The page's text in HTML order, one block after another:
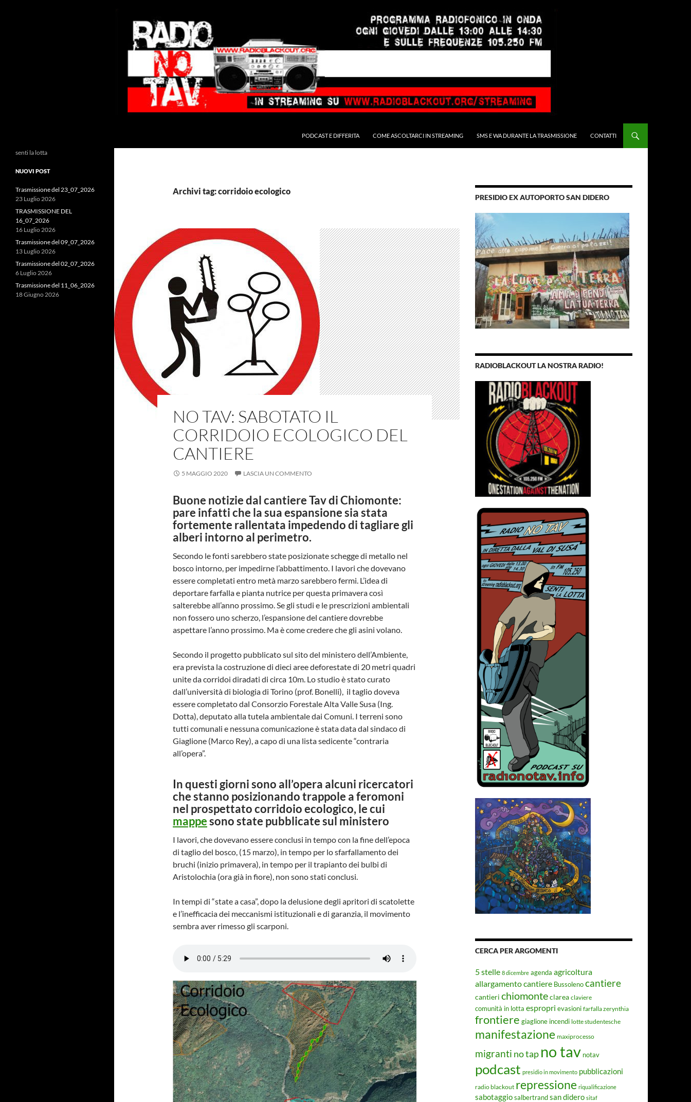
PODCAST E DIFFERITA COME ASCOLTARCI IN STREAMING SMS E WA DURANTE LA TRASMISSIONE CONTATTI
Archivi tag: corridoio ecologico
NO TAV: SABOTATO IL
CORRIDOIO ECOLOGICO DEL
CANTIERE
5 MAGGIO 2020 LASCIA UN COMMENTO
Buone notizie dal cantiere Tav di Chiomonte:
pare infatti che la sua espansione sia stata
fortemente rallentata impedendo di tagliare gli
alberi intorno al perimetro.
Secondo le fonti sarebbero state posizionate schegge di metallo nel
bosco intorno, per impedirne l’abbattimento. I lavori che dovevano
essere completati entro metà marzo sarebbero fermi. L’idea di
deportare farfalla e pianta nutrice per questa primavera così
salterebbe all’anno prossimo. Se gli studi e le prescrizioni ambientali
non fossero uno scherzo, l’espansione del cantiere dovrebbe
aspettare l’anno prossimo. Ma è come credere che gli asini volano.
Secondo il progetto pubblicato sul sito del ministero dell’Ambiente,
era prevista la costruzione di dieci aree deforestate di 20 metri quadri
unite da corridoi diradati di circa 10m. Lo studio è stato curato
dall’università di biologia di Torino (prof. Bonelli), il taglio doveva
essere completato dal Consorzio Forestale Alta Valle Susa (Ing.
Dotta), deputato alla tutela ambientale dai Comuni. I terreni sono
tutti comunali e nessuna comunicazione è stata data dal sindaco di
Giaglione (Marco Rey), a capo di una lista sedicente “contraria
all’opera”.
In questi giorni sono all’opera alcuni ricercatori
che stanno posizionando trappole a feromoni
nel prospettato corridoio ecologico, le cui
mappesono state pubblicate sul ministero
I lavori, che dovevano essere conclusi in tempo con la fine dell’epoca
di taglio del bosco, (15 marzo), in tempo per lo sfarfallamento dei
bruchi (inizio primavera), in tempo per il trapianto dei bulbi di
Aristolochia (ora già in fiore), non sono stati conclusi.
In tempi di “state a casa”, dopo la delusione degli apritori di scatolette
e l’inefficacia dei meccanismi istituzionali e di garanzia, il movimento
sembra aver rimesso gli scarponi.
PRESIDIO EX AUTOPORTO SAN DIDERO
RADIOBLACKOUT LA NOSTRA RADIO!
CERCA PER ARGOMENTI
5 stelle 8 dicembre agenda agricoltura
allargamento cantiere Bussolenocantiere
cantieri chiomonteclarea claviere
comunità in lotta espropri evasioni farfalla zerynthia
frontiere giaglione incendi lotte studentesche
manifestazione maxiprocesso
migranti no tap no tav notav
podcast presidio in movimento pubblicazioni
radio blackout repressione riqualificazione
sabotaggiosalbertrandsan didero sitaf
senti la lotta
NUOVI POST
Trasmissione del 23_07_2026
23 Luglio 2026
TRASMISSIONE DEL
16_07_2026
16 Luglio 2026
Trasmissione del 09_07_2026
13 Luglio 2026
Trasmissione del 02_07_2026
6 Luglio 2026
Trasmissione del 11_06_2026
18 Giugno 2026